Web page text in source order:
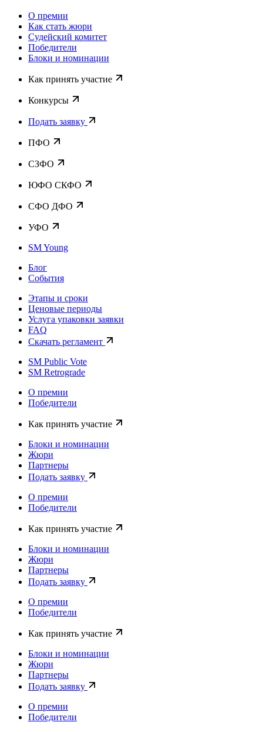
О премии
Как стать жюри
Судейский комитет
Победители
Блоки и номинации
Как принять участие
Конкурсы
Подать заявку
ПФО
СЗФО
ЮФО СКФО
CФО ДФО
УФО
SM Young
Блог
События
Этапы и сроки
Ценовые периоды
Услуга упаковки заявки
FAQ
Скачать регламент
SM Public Vote
SM Retrograde
О премии
Победители
Как принять участие
Блоки и номинации
Жюри
Партнеры
Подать заявку
О премии
Победители
Как принять участие
Блоки и номинации
Жюри
Партнеры
Подать заявку
О премии
Победители
Как принять участие
Блоки и номинации
Жюри
Партнеры
Подать заявку
О премии
Победители